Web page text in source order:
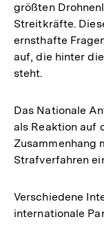
größten
Streitkräfte.
ernsthafte
auf, die hinter
steht.
Das Nationale
als Reaktion auf
Zusammenhang
Strafverfahren
Verschiedene
internationale